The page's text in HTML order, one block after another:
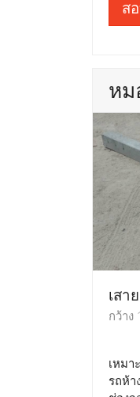
ส
หม
เสา
กว้าง
เหมา
รถห้